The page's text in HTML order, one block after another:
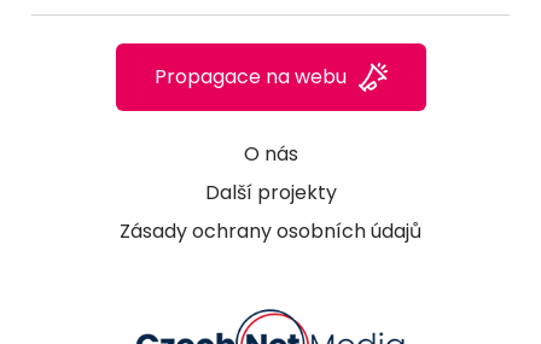
O nás
Další projekty
Zásady ochrany osobních údajů
Propagace na webu